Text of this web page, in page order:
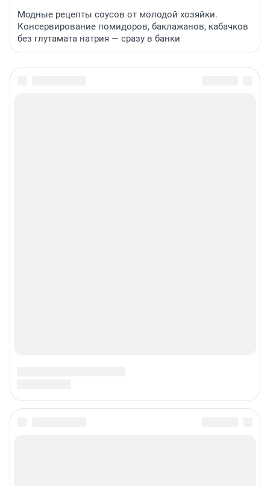
Модные рецепты соусов от молодой хозяйки.
Консервирование помидоров, баклажанов, кабачков
без глутамата натрия — сразу в банки